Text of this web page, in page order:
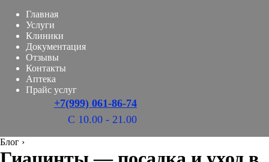
Главная
Услуги
Клиники
Документация
Отзывы
Контакты
Аптека
Прайс услуг
+7(999) 061-86-74
С 10.00 - 21.00
Блог ›